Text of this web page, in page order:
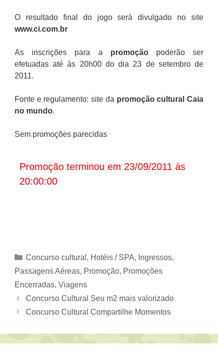
O resultado final do jogo será divulgado no site
www.ci.com.br
As inscrições para a promoçãopoderão ser
efetuadas até às 20h00 do dia 23 de setembro de
2011.
Fonte e regulamento: site da promoção cultural Caia
no mundo.
Sem promoções parecidas
Promoção terminou em 23/09/2011 às
20:00:00
Categorias
Concurso cultural , Hotéis / SPA, Ingressos,
Passagens Aéreas, Promoção, Promoções
Encerradas, Viagens
Concurso Cultural Seu m2 mais valorizado
Concurso Cultural Compartilhe Momentos